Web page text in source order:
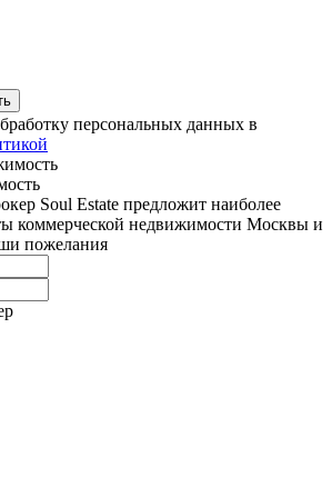
персональных данных в
Soul Estate предложит наиболее
коммерческой недвижимости Москвы и
пожелания